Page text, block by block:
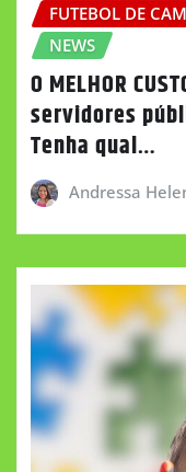
FUTEBOL DE
NEWS
O MELHOR
servidores
Tenha qual…
Andressa